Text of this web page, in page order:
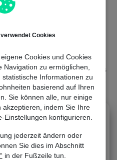
Cookies
Cookies und Cookies
zu ermöglichen,
Informationen zu
basierend auf Ihren
Sie können alle, nur einige
indem Sie Ihre
Einstellungen konfigurieren.
jederzeit ändern oder
Sie dies im Abschnitt
in der Fußzeile tun.
Geld unerlässlich ist
für die wir eine kleine
und je dringender der
soll die Beschaffung des
500-Euro-Kreditdie Lösung.
Kredit